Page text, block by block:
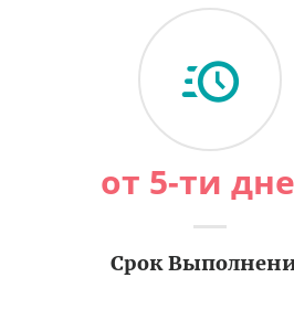
от 5-ти
Срок